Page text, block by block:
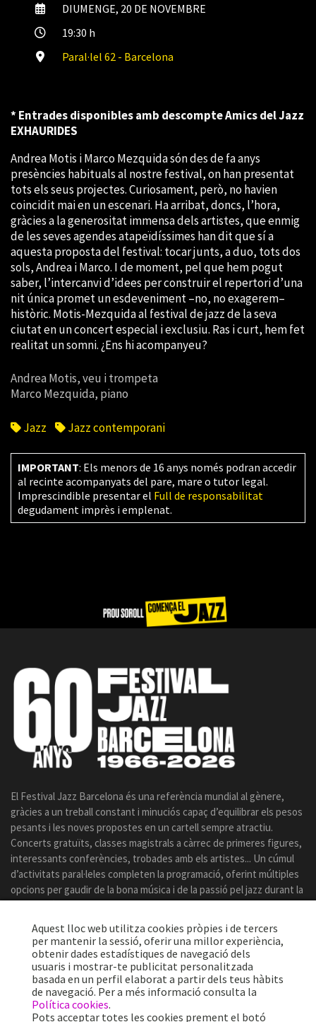
DIUMENGE, 20 DE NOVEMBRE
19:30 h
Paral·lel 62 - Barcelona
* Entrades disponibles amb descompte Amics del Jazz
EXHAURIDES
Andrea Motis i Marco Mezquida són des de fa anys
presències habituals al nostre festival, on han presentat
tots els seus projectes. Curiosament, però, no havien
coincidit mai en un escenari. Ha arribat, doncs, l’hora,
gràcies a la generositat immensa dels artistes, que enmig
de les seves agendes atapeïdíssimes han dit que sí a
aquesta proposta del festival: tocar junts, a duo, tots dos
sols, Andrea i Marco. I de moment, pel que hem pogut
saber, l’intercanvi d’idees per construir el repertori d’una
nit única promet un esdeveniment –no, no exagerem–
històric. Motis-Mezquida al festival de jazz de la seva
ciutat en un concert especial i exclusiu. Ras i curt, hem fet
realitat un somni. ¿Ens hi acompanyeu?
Andrea Motis, veu i trompeta
Marco Mezquida, piano
Jazz Jazz contemporani
IMPORTANT: Els menors de 16 anys només podran accedir
al recinte acompanyats del pare, mare o tutor legal.
Imprescindible presentar el Full de responsabilitat
degudament imprès i emplenat.
El Festival Jazz Barcelona és una referència mundial al gènere,
gràcies a un treball constant i minuciós capaç d’equilibrar els pesos
pesants i les noves propostes en un cartell sempre atractiu.
Concerts gratuïts, classes magistrals a càrrec de primeres figures,
interessants conferències, trobades amb els artistes... Un cúmul
d’activitats paral·leles completen la programació, oferint múltiples
opcions per gaudir de la bona música i de la passió pel jazz durant la
celebració del certamen.
Aquest lloc web utilitza cookies pròpies i de tercers
per mantenir la sessió, oferir una millor experiència,
obtenir dades estadístiques de navegació dels
usuaris i mostrar-te publicitat personalitzada
basada en un perfil elaborat a partir dels teus hàbits
de navegació. Per a més informació consulta la
Política cookies.
Pots acceptar totes les cookies prement el botó